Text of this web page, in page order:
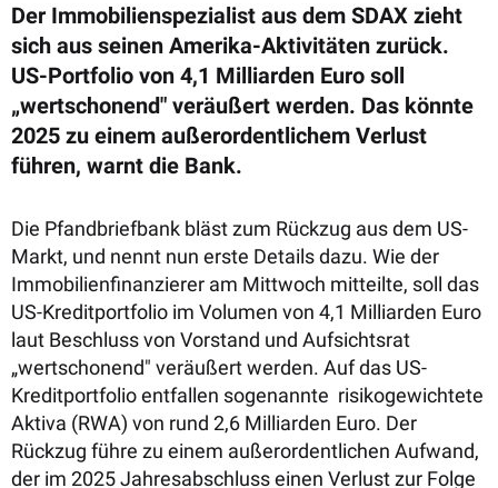
Der Immobilienspezialist aus dem SDAX zieht
sich aus seinen Amerika-Aktivitäten zurück.
US-Portfolio von 4,1 Milliarden Euro soll
„wertschonend" veräußert werden. Das könnte
2025 zu einem außerordentlichem Verlust
führen, warnt die Bank.
Die Pfandbriefbank bläst zum Rückzug aus dem US-
Markt, und nennt nun erste Details dazu. Wie der
Immobilienfinanzierer am Mittwoch mitteilte, soll das
US-Kreditportfolio im Volumen von 4,1 Milliarden Euro
laut Beschluss von Vorstand und Aufsichtsrat
„wertschonend" veräußert werden. Auf das US-
Kreditportfolio entfallen sogenannte risikogewichtete
Aktiva (RWA) von rund 2,6 Milliarden Euro. Der
Rückzug führe zu einem außerordentlichen Aufwand,
der im 2025 Jahresabschluss einen Verlust zur Folge